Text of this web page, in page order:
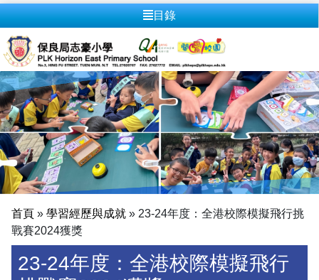
目錄
首頁 » 學習經歷與成就 » 23-24年度：全港校際模擬飛行挑
戰賽2024獲獎
23-24年度：全港校際模擬飛行